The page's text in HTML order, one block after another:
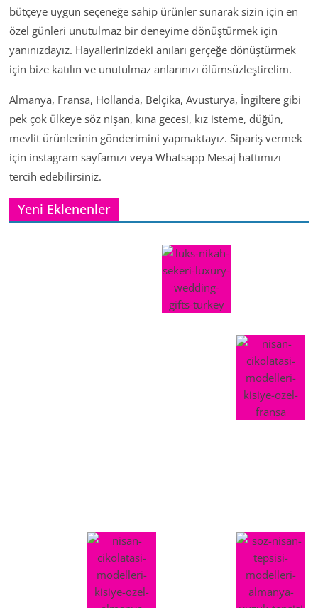
bütçeye uygun seçeneğe sahip ürünler sunarak sizin için en
özel günleri unutulmaz bir deneyime dönüştürmek için
yanınızdayız. Hayallerinizdeki anıları gerçeğe dönüştürmek
için bize katılın ve unutulmaz anlarınızı ölümsüzleştirelim.
Almanya, Fransa, Hollanda, Belçika, Avusturya, İngiltere gibi
pek çok ülkeye söz nişan, kına gecesi, kız isteme, düğün,
mevlit ürünlerinin gönderimini yapmaktayız. Sipariş vermek
için instagram sayfamızı veya Whatsapp Mesaj hattımızı
tercih edebilirsiniz.
Yeni Eklenenler